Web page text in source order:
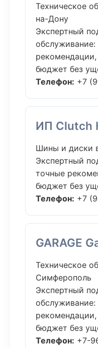
Техническое
на-Дону
Экспертный
бюджет без
Телефон: +7
ИП Clutch
Шины и диски
Экспертный
точные
бюджет без
Телефон: +7
GARAGE
Техническое
Симферополь
Экспертный
бюджет без
Телефон: +7-